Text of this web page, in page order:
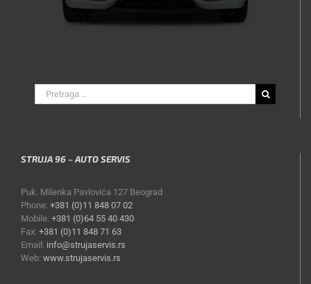
Search
for:
STRUJA 96 – AUTO SERVIS
Puk. Milenka Pavlovića 127 Beograd
Phone: +381 (0)11 848 07 02
Mobile: +381 (0)64 55 40 430
Fax: +381 (0)11 848 71 63
Email: info@strujaservis.rs
Web: www.strujaservis.rs